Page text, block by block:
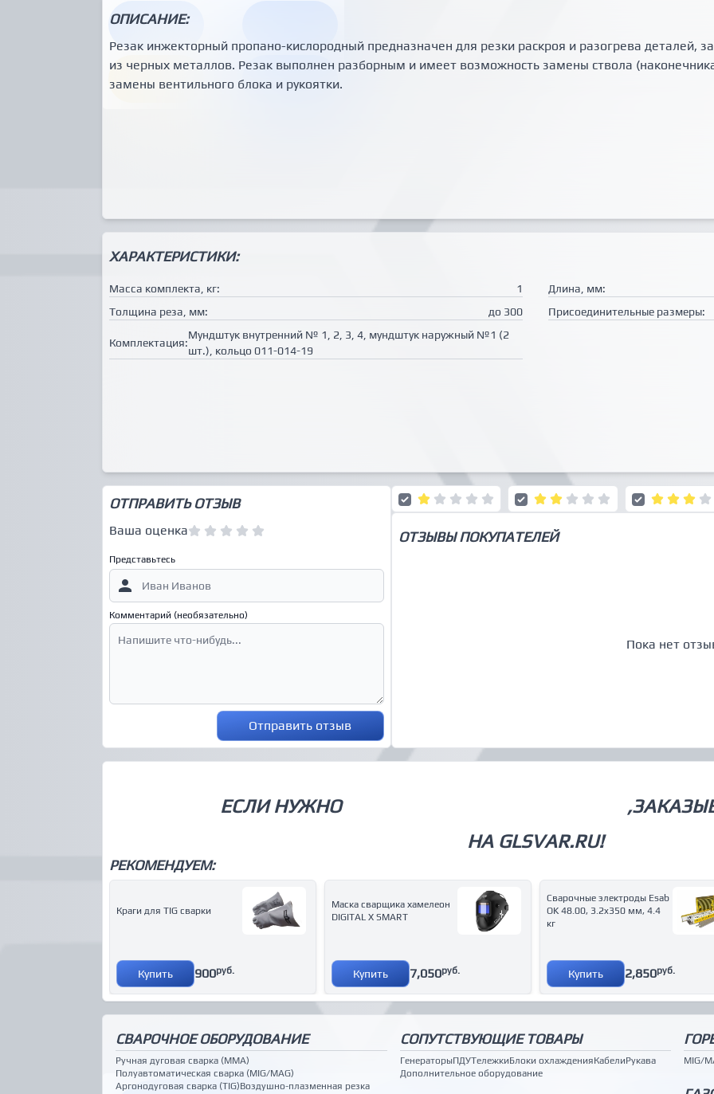
ОПИСАНИЕ:
Резак инжекторный пропано-кислородный предназначен для резки раскроя и разогрева деталей,
из черных металлов. Резак выполнен разборным и имеет возможность замены ствола
замены вентильного блока и рукоятки.
ХАРАКТЕРИСТИКИ:
Масса комплекта, кг: 1
Длина, мм:
Толщина реза, мм:
до 300 Присоединительные размеры:
Комплектация:
Мундштук внутренний № 1, 2, 3, 4, мундштук наружный №1 (2
шт.), кольцо 011-014-19
ОТПРАВИТЬ ОТЗЫВ
Ваша оценка
Представьтесь
Комментарий (необязательно)
Отправить отзыв
ОТЗЫВЫ ПОКУПАТЕЛЕЙ
Пока нет
ЕСЛИ НУЖНО
НА GLSVAR.RU!
РЕКОМЕНДУЕМ:
Краги для TIG сварки
Купить 900руб.
Маска сварщика хамелеон
DIGITAL X SMART
Купить 7,050руб.
Сварочные электроды Esab
OK 48.00, 3.2x350 мм, 4.4
кг
Купить 2,850руб.
СВАРОЧНОЕ ОБОРУДОВАНИЕ
Ручная дуговая сварка (MMA)
Полуавтоматическая сварка (MIG/MAG)
Аргонодуговая сварка (TIG)Воздушно-плазменная резка
СОПУТСТВУЮЩИЕ ТОВАРЫ
ГенераторыПДУТележкиБлоки охлажденияКабелиРукава
Дополнительное оборудование
MIG/